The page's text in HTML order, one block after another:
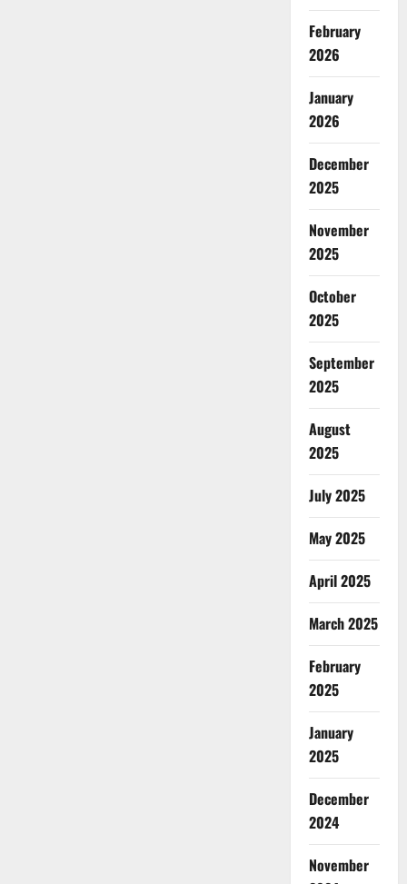
February
2026
January
2026
December
2025
November
2025
October
2025
September
2025
August
2025
July 2025
May 2025
April 2025
March 2025
February
2025
January
2025
December
2024
November